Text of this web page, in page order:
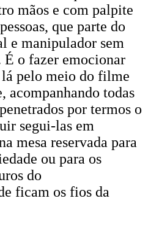
mãos e com palpite
que parte do
e manipulador sem
É o fazer emocionar
pelo meio do filme
acompanhando todas
por termos o
segui-las em
mesa reservada para
ou para os
do
ficam os fios da